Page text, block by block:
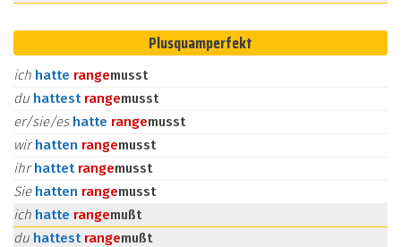
Plusquamperfekt
ich hatte rangemusst
du hattest rangemusst
er/sie/es hatte rangemusst
wirhatten rangemusst
ihrhattet rangemusst
Sie hatten rangemusst
ich hatte rangemußt
du hattest rangemußt